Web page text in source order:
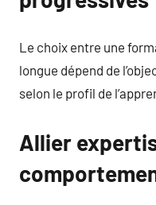
Le choix entre une
longue dépend de
selon le profil de
Allier